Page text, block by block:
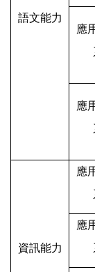
語文能力
應
應
資訊能力
應
應